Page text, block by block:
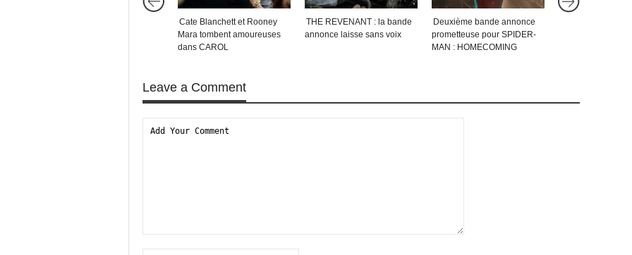
Cate Blanchett et Rooney
Mara tombent amoureuses
dans CAROL
THE REVENANT : la bande
annonce laisse sans voix
Deuxième bande annonce
prometteuse pour SPIDER-
MAN : HOMECOMING
Leave a Comment